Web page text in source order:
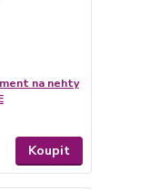
na nehty
Koupit